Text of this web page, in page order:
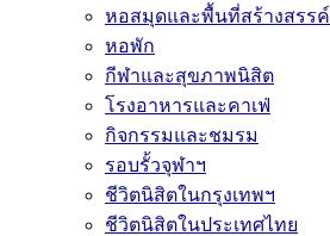
หอสมุดและพื้นที่สร้างสรรค์
หอพัก
กีฬาและสุขภาพนิสิต
โรงอาหารและคาเฟ่
กิจกรรมและชมรม
รอบรั้วจุฬาฯ
ชีวิตนิสิตในกรุงเทพฯ
ชีวิตนิสิตในประเทศไทย